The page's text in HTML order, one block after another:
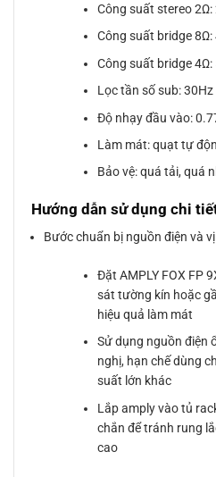
Công suất stereo 2Ω:
Công suất bridge 8Ω:
Công suất bridge 4Ω:
Lọc tần số sub:
Độ nhạy đầu vào:
Làm mát: quạt tự
Bảo vệ: quá tải, quá
Hướng dẫn sử dụng chi
Bước chuẩn bị nguồn điện và
Đặt AMPLY FOX FP
sát tường kín hoặc
hiệu quả làm mát
Sử dụng nguồn điện
nghị, hạn chế dùng
suất lớn khác
Lắp amply vào tủ
chắn để tránh rung
cao